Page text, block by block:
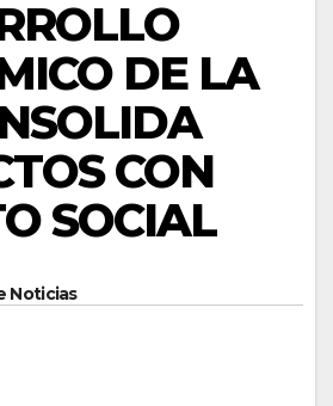
DE LA
CON
SOCIAL
Noticias